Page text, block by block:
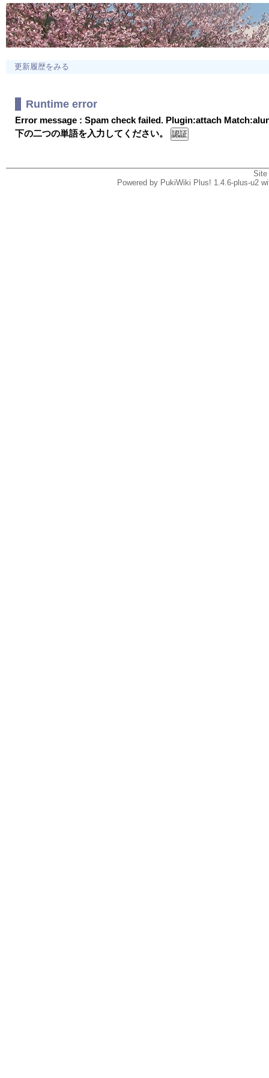
更新履歴をみる
Runtime error
Error message : Spam check failed. Plugin:attach
下の二つの単語を入力してください。
Powered by PukiWiki Plus! 1.4.6-plus-u2